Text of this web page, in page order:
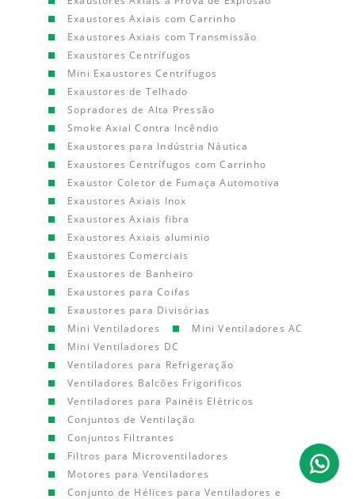
Exaustores Axiais com Carrinho
Exaustores Axiais com Transmissão
Exaustores Centrífugos
Mini Exaustores Centrífugos
Exaustores de Telhado
Sopradores de Alta Pressão
Smoke Axial Contra Incêndio
Exaustores para Indústria Náutica
Exaustores Centrífugos com Carrinho
Exaustor Coletor de Fumaça Automotiva
Exaustores Axiais Inox
Exaustores Axiais fibra
Exaustores Axiais aluminio
Exaustores Comerciais
Exaustores de Banheiro
Exaustores para Coifas
Exaustores para Divisórias
Mini Ventiladores
Mini Ventiladores AC
Mini Ventiladores DC
Ventiladores para Refrigeração
Ventiladores Balcões Frigorificos
Ventiladores para Painéis Elétricos
Conjuntos de Ventilação
Conjuntos Filtrantes
Filtros para Microventiladores
Motores para Ventiladores
Conjunto de Hélices para Ventiladores e